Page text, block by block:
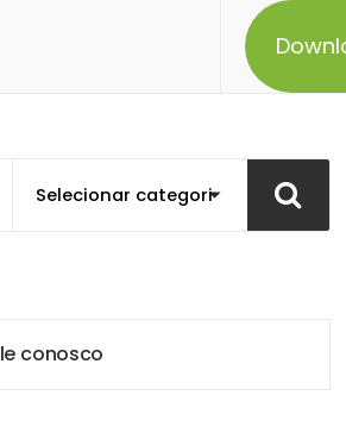
le conosco